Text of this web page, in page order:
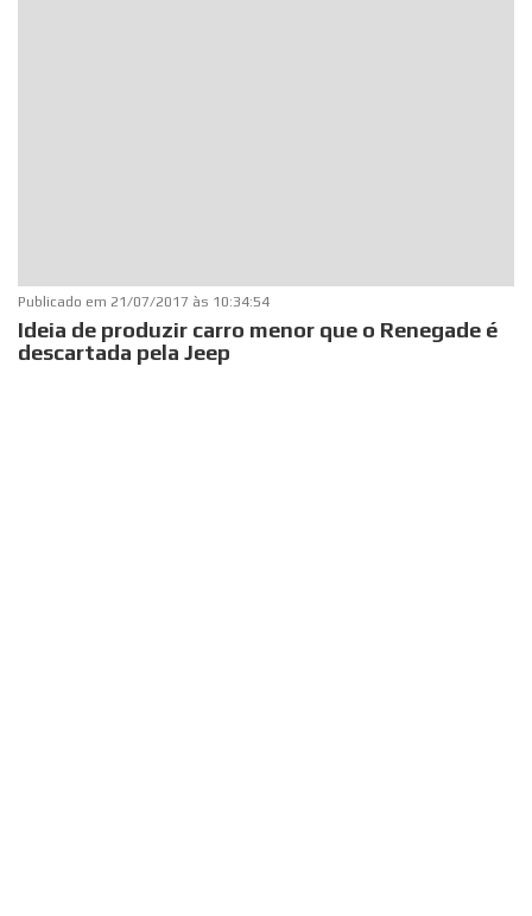
Publicado em 21/07/2017 às 10:34:54
Ideia de produzir carro menor que o Renegade é
descartada pela Jeep